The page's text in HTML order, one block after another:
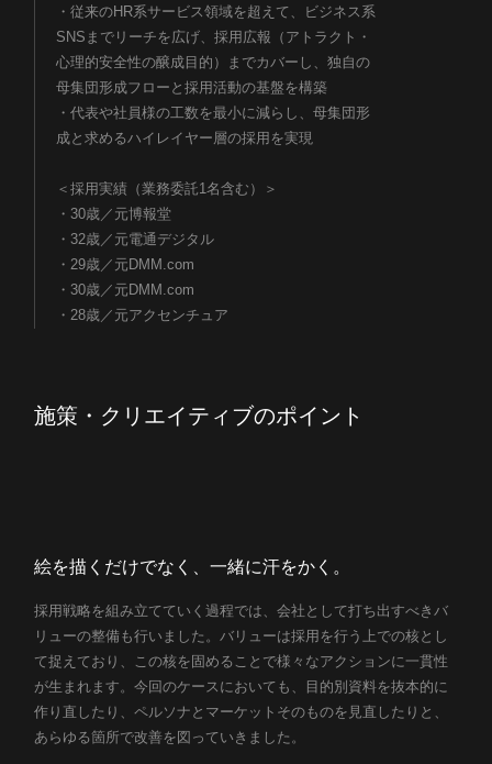
・従来のHR系サービス領域を超えて、ビジネス系
SNSまでリーチを広げ、採用広報（アトラクト・
心理的安全性の醸成目的）までカバーし、独自の
母集団形成フローと採用活動の基盤を構築
・代表や社員様の工数を最小に減らし、母集団形
成と求めるハイレイヤー層の採用を実現
＜採用実績（業務委託1名含む）＞
・30歳／元博報堂
・32歳／元電通デジタル
・29歳／元DMM.com
・30歳／元DMM.com
・28歳／元アクセンチュア
施策・クリエイティブのポイント
絵を描くだけでなく、一緒に汗をかく。
採用戦略を組み立てていく過程では、会社として打ち出すべきバ
リューの整備も行いました。バリューは採用を行う上での核とし
て捉えており、この核を固めることで様々なアクションに一貫性
が生まれます。今回のケースにおいても、目的別資料を抜本的に
作り直したり、ペルソナとマーケットそのものを見直したりと、
あらゆる箇所で改善を図っていきました。